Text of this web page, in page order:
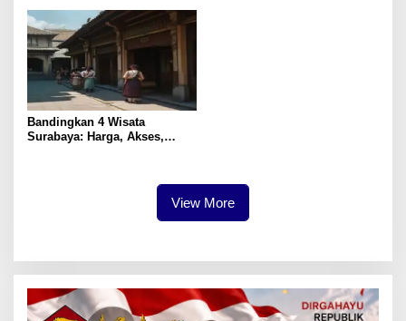
Bandingkan 4 Wisata
Surabaya: Harga, Akses,
View More